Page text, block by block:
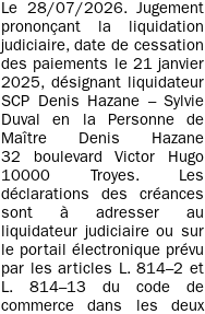
Le 28/07/2026. Jugement
prononçant la liquidation
judiciaire, date de cessation
des paiements le 21 janvier
2025, désignant liquidateur
SCP Denis Hazane – Sylvie
Duval en la Personne de
Maître Denis Hazane
32 boulevard Victor Hugo
10000 Troyes. Les
déclarations des créances
sont à adresser au
liquidateur judiciaire ou sur
le portail électronique prévu
par les articles L. 814–2 et
L. 814–13 du code de
commerce dans les deux